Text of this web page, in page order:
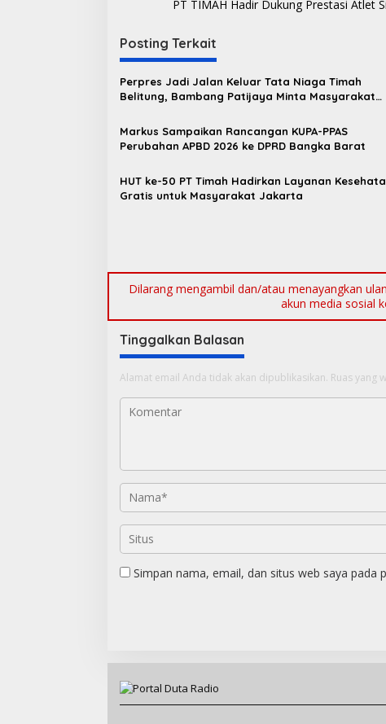
i
g
a
i
o
s
PT TIMAH Hadir Dukung Prestasi Atlet
Posting Terkait
Perpres Jadi Jalan Keluar Tata Niaga Timah
Belitung, Bambang Patijaya Minta Masyarakat
Markus Sampaikan Rancangan KUPA-PPAS
Perubahan APBD 2026 ke DPRD Bangka Barat
HUT ke-50 PT Timah Hadirkan Layanan
Gratis untuk Masyarakat Jakarta
Dilarang mengambil dan/atau menayangkan
akun media sosial
Tinggalkan Balasan
Alamat email Anda tidak akan dipublikasikan. Ruas yang
Simpan nama, email, dan situs web saya pada